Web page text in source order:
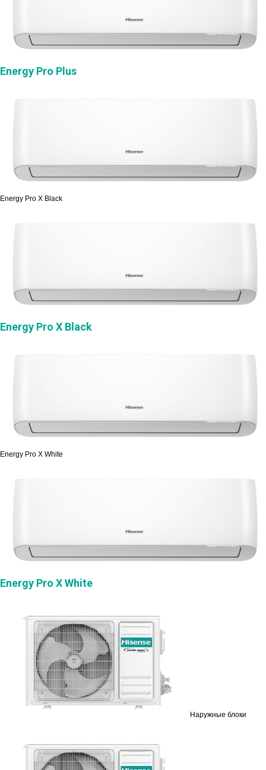
Energy Pro Plus
Energy Pro X Black
Energy Pro X Black
Energy Pro X White
Energy Pro X White
Наружные блоки